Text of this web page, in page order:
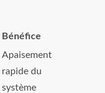
Bénéfice
Apaisement
rapide du
système